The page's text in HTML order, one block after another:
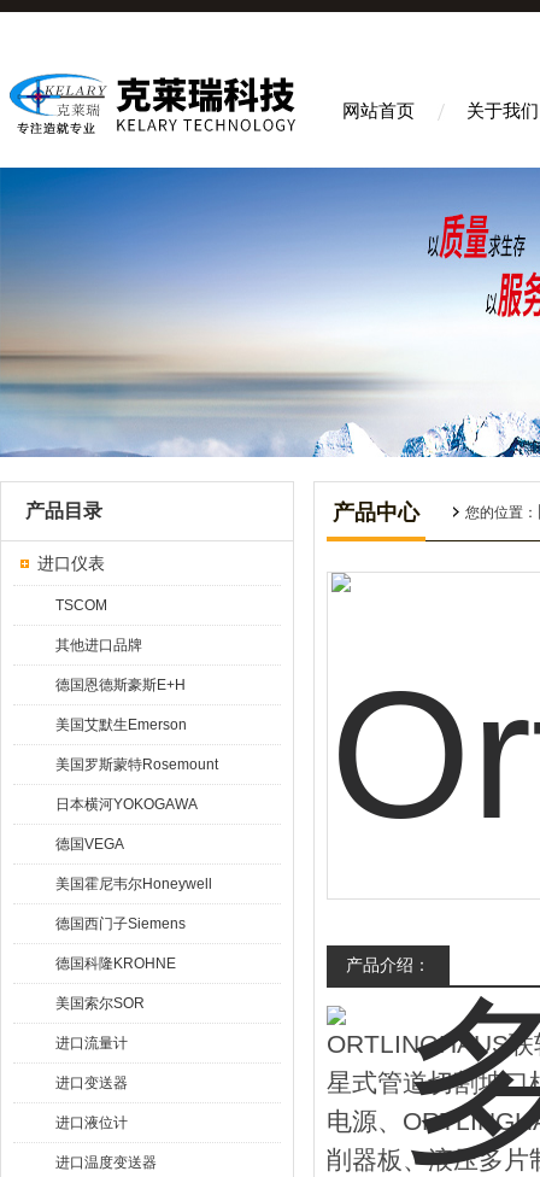
网站首页 关于我们
产品目录
进口仪表
TSCOM
其他进口品牌
德国恩德斯豪斯E+H
美国艾默生Emerson
美国罗斯蒙特Rosemount
日本横河YOKOGAWA
德国VEGA
美国霍尼韦尔Honeywell
德国西门子Siemens
德国科隆KROHNE
美国索尔SOR
进口流量计
进口变送器
进口液位计
进口温度变送器
产品中心 您的位置：
产品介绍：
ORTLINGHAUS
星式管道切割坡口
电源、
削器板、液压多片